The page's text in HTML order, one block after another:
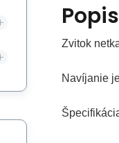
Popis
Zvitok
Navíjanie